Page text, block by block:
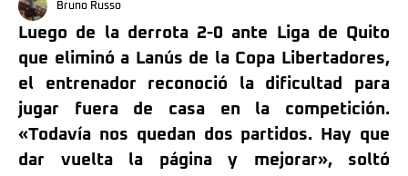
Bruno Russo
Luego de la derrota 2-0 ante Liga de Quito
que eliminó a Lanús de la Copa Libertadores,
el entrenador reconoció la dificultad para
jugar fuera de casa en la competición.
«Todavía nos quedan dos partidos. Hay que
dar vuelta la página y mejorar», soltó